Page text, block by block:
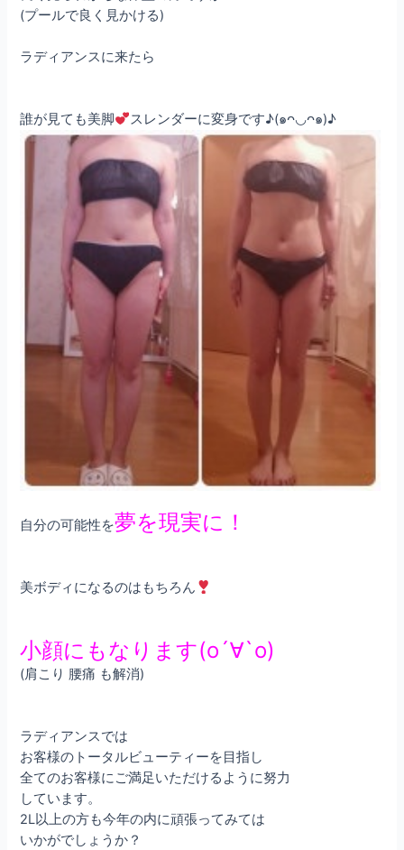
(プールで良く見かける)
ラディアンスに来たら
誰が見ても美脚 スレンダーに変身です♪(๑ᴖ◡ᴖ๑)♪
自分の可能性を夢を現実に！
美ボディになるのはもちろん
小顔にもなります(о´∀`о)
(肩こり 腰痛 も解消)
ラディアンスでは
お客様のトータルビューティーを目指し
全てのお客様にご満足いただけるように努力
しています。
2L以上の方も今年の内に頑張ってみては
いかがでしょうか？